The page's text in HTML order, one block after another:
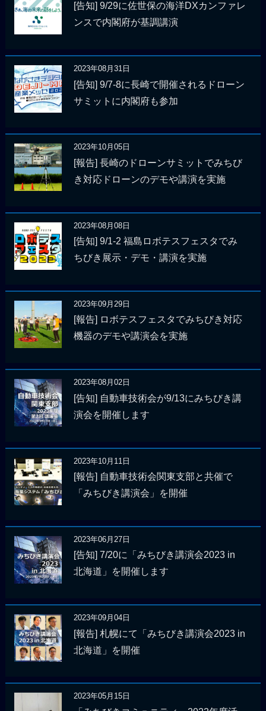
[告知] 9/29に佐世保の海洋DXカンファレ
ンスで内閣府が基調講演
2023年08月31日
[告知] 9/7-8に長崎で開催されるドローン
サミットに内閣府も参加
2023年10月05日
[報告] 長崎のドローンサミットでみちび
き対応ドローンのデモや講演を実施
2023年08月08日
[告知] 9/1-2 福島ロボテスフェスタでみ
ちびき展示・デモ・講演を実施
2023年09月29日
[報告] ロボテスフェスタでみちびき対応
機器のデモや講演会を実施
2023年08月02日
[告知] 自動車技術会が9/13にみちびき講
演会を開催します
2023年10月11日
[報告] 自動車技術会関東支部と共催で
「みちびき講演会」を開催
2023年06月27日
[告知] 7/20に「みちびき講演会2023 in
北海道」を開催します
2023年09月04日
[報告] 札幌にて「みちびき講演会2023 in
北海道」を開催
2023年05月15日